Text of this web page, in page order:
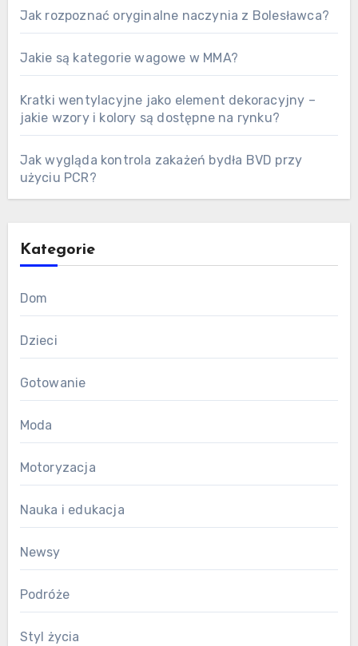
Jak rozpoznać oryginalne naczynia z Bolesławca?
Jakie są kategorie wagowe w MMA?
Kratki wentylacyjne jako element dekoracyjny –
jakie wzory i kolory są dostępne na rynku?
Jak wygląda kontrola zakażeń bydła BVD przy
użyciu PCR?
Kategorie
Dom
Dzieci
Gotowanie
Moda
Motoryzacja
Nauka i edukacja
Newsy
Podróże
Styl życia